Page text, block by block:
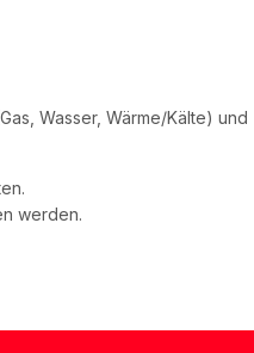
Wasser, Wärme/Kälte) und
werden.